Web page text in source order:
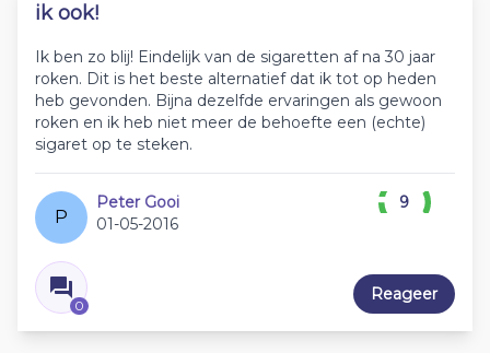
ik ook!
Ik ben zo blij! Eindelijk van de sigaretten af na 30 jaar
roken. Dit is het beste alternatief dat ik tot op heden
heb gevonden. Bijna dezelfde ervaringen als gewoon
roken en ik heb niet meer de behoefte een (echte)
sigaret op te steken.
P
Peter Gooi
01-05-2016
0
9
Reageer